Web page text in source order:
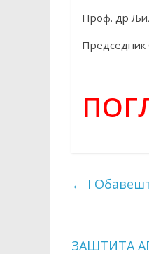
Проф. др
← I
ЗАШТИТА